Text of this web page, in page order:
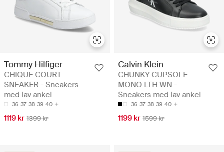
Tommy Hilfiger
CHIQUE COURT
SNEAKER - Sneakers
med lav ankel
36 37 38 39 40
1119 kr 1399 kr
Calvin Klein
CHUNKY CUPSOLE
MONO LTH WN -
Sneakers med lav ankel
36 37 38 39 40
1199 kr 1599 kr